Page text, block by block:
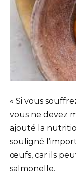
« Si vous
vous ne devez
ajouté la
souligné
œufs, car ils
salmonelle.